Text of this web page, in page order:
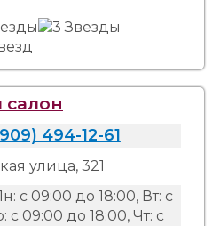
494-12-61
улица, 321
с 09:00 до 18:00, Вт: с
с 09:00 до 18:00, Чт: с